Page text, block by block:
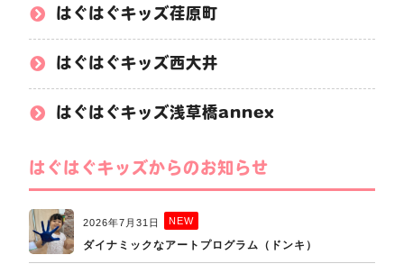
はぐはぐキッズ荏原町
はぐはぐキッズ西大井
はぐはぐキッズ浅草橋annex
はぐはぐキッズからのお知らせ
2026年7月31日 NEW
ダイナミックなアートプログラム（ドンキ）